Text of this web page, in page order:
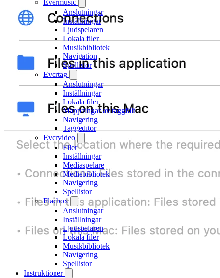
Evermusic
Anslutningar
Inställningar
Ljudspelaren
Lokala filer
Musikbibliotek
Navigation
Spellistor
Evertag
Anslutningar
Inställningar
Lokala filer
Mappningar av taggfält
Navigering
Taggeditor
Evervideo
Filer
Inställningar
Mediaspelare
Mediebibliotek
Navigering
Spellistor
Flacbox
Anslutningar
Inställningar
Ljudspelaren
Lokala filer
Musikbibliotek
Navigering
Spellistor
Instruktioner